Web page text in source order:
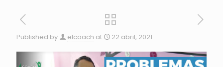
Published by elcoach at 22 abril, 2021